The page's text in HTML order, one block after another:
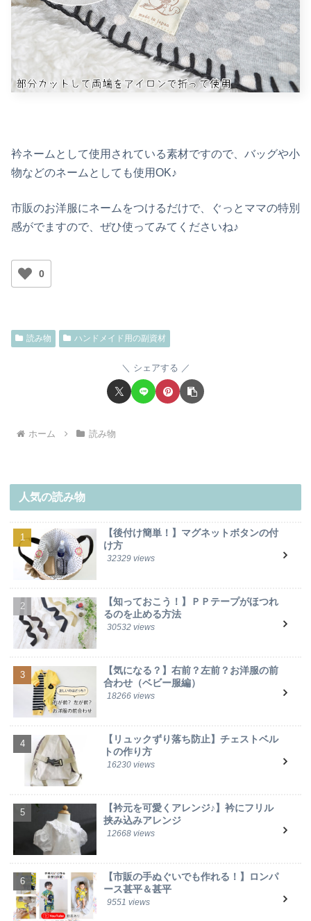
衿ネームとして使用されている素材ですので、バッグや小
物などのネームとしても使用OK♪
市販のお洋服にネームをつけるだけで、ぐっとママの特別
感がでますので、ぜひ使ってみてくださいね♪
0
読み物 ハンドメイド用の副資材
シェアする
ホーム 読み物
人気の読み物
【後付け簡単！】マグネットボタンの付
け方
32329 views
【知っておこう！】ＰＰテープがほつれ
るのを止める方法
30532 views
【気になる？】右前？左前？お洋服の前
合わせ（ベビー服編）
18266 views
【リュックずり落ち防止】チェストベル
トの作り方
16230 views
【衿元を可愛くアレンジ♪】衿にフリル
挟み込みアレンジ
12668 views
【市販の手ぬぐいでも作れる！】ロンパ
ース甚平＆甚平
9551 views